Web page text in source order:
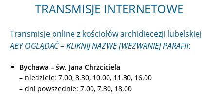
TRANSMISJE INTERNETOWE
Transmisje online z kościołów archidiecezji lubelskiej
ABY OGLĄDAĆ – KLIKNIJ NAZWĘ [WEZWANIE] PARAFII:
Bychawa – św. Jana Chrzciciela
– niedziele: 7.00, 8.30, 10.00, 11.30, 16.00
– dni powszednie: 7.00, 7.30, 18.00